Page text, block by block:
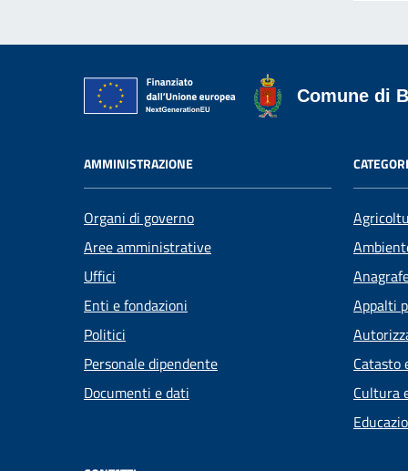
Comune di
AMMINISTRAZIONE
Organi di governo
Aree amministrative
Uffici
Enti e fondazioni
Politici
Personale dipendente
Documenti e dati
Appalti
Catasto
Cultura